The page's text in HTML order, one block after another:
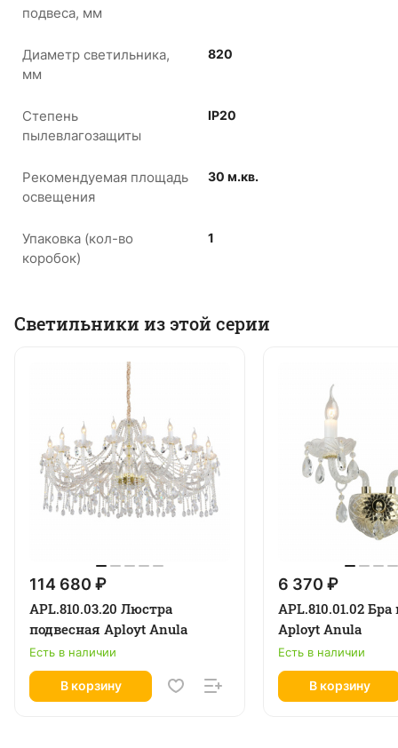
подвеса, мм
Диаметр светильника,
мм
820
Степень
пылевлагозащиты
IP20
Рекомендуемая площадь
освещения
30 м.кв.
Упаковка (кол-во
коробок)
1
Светильники из этой серии
114 680 ₽
APL.810.03.20 Люстра
подвесная Aployt Anula
Есть в наличии
В корзину
6 370 ₽
APL.810.01.02
Aployt Anula
Есть в наличии
В корзину